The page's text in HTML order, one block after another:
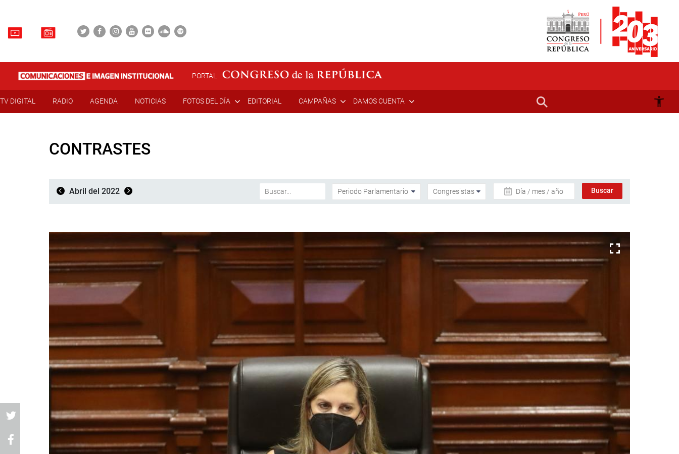
PORTAL
TV DIGITAL RADIO AGENDA NOTICIAS FOTOS DEL DÍA EDITORIAL CAMPAÑAS DAMOS CUENTA
CONTRASTES
Abril del 2022 Día / mes / año